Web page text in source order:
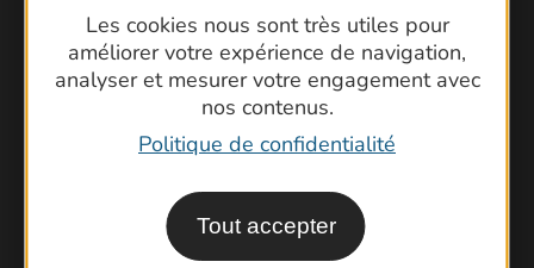
Les cookies nous sont très utiles pour
améliorer votre expérience de navigation,
analyser et mesurer votre engagement avec
nos contenus.
Politique de confidentialité
Tout accepter
Foire aux questions
Brochures
Cartoguides et Topoguides
Latitude Gard